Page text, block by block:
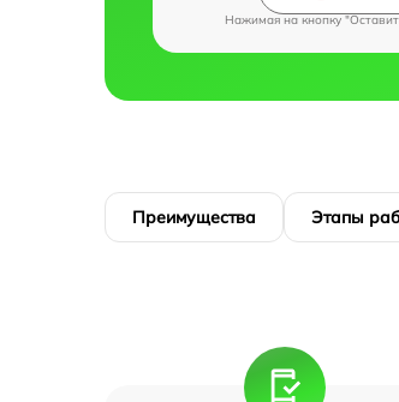
Нажимая на кнопку
Преимущества Этапы